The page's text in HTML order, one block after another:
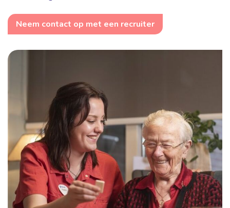
Neem contact op met een recruiter